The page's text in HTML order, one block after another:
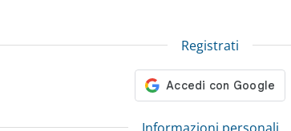
Registrati